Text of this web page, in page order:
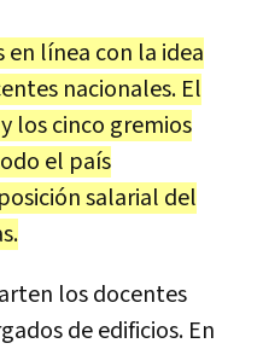
en línea con la idea
nacionales. El
los cinco gremios
el país
salarial del
los docentes
de edificios. En